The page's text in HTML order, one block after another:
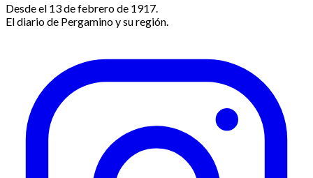
Desde el 13 de febrero de 1917.
El diario de Pergamino y su región.